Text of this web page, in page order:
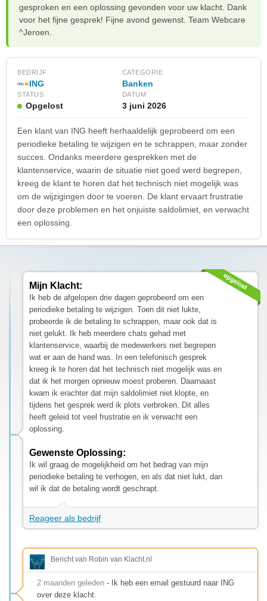
gesproken en een oplossing gevonden voor uw klacht. Dank
voor het fijne gesprek! Fijne avond gewenst. Team Webcare
^Jeroen.
BEDRIJF
ING
CATEGORIE
Banken
STATUS
Opgelost
DATUM
3 juni 2026
Een klant van ING heeft herhaaldelijk geprobeerd om een
periodieke betaling te wijzigen en te schrappen, maar zonder
succes. Ondanks meerdere gesprekken met de
klantenservice, waarin de situatie niet goed werd begrepen,
kreeg de klant te horen dat het technisch niet mogelijk was
om de wijzigingen door te voeren. De klant ervaart frustratie
door deze problemen en het onjuiste saldolimiet, en verwacht
een oplossing.
Mijn Klacht:
Ik heb de afgelopen drie dagen geprobeerd om een
periodieke betaling te wijzigen. Toen dit niet lukte,
probeerde ik de betaling te schrappen, maar ook dat is
niet gelukt. Ik heb meerdere chats gehad met
klantenservice, waarbij de medewerkers niet begrepen
wat er aan de hand was. In een telefonisch gesprek
kreeg ik te horen dat het technisch niet mogelijk was en
dat ik het morgen opnieuw moest proberen. Daarnaast
kwam ik erachter dat mijn saldolimiet niet klopte, en
tijdens het gesprek werd ik plots verbroken. Dit alles
heeft geleid tot veel frustratie en ik verwacht een
oplossing.
Gewenste Oplossing:
Ik wil graag de mogelijkheid om het bedrag van mijn
periodieke betaling te verhogen, en als dat niet lukt, dan
wil ik dat de betaling wordt geschrapt.
Reageer als bedrijf
Bericht van Robin van Klacht.nl
2 maanden geleden - Ik heb een email gestuurd naar ING
over deze klacht.